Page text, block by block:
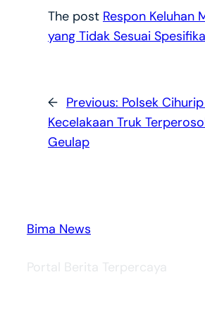
The post Respon Keluhan
yang Tidak Sesuai
← Previous: Polsek
Kecelakaan Truk
Geulap
Bima News
Portal Berita Terpercaya